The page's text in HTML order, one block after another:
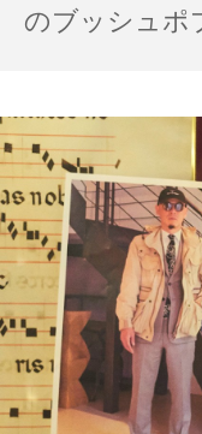
のブッシュポ